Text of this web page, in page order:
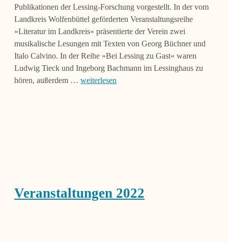
Publikationen der Lessing-Forschung vorgestellt. In der vom
Landkreis Wolfenbüttel geförderten Veranstaltungsreihe
»Literatur im Landkreis« präsentierte der Verein zwei
musikalische Lesungen mit Texten von Georg Büchner und
Italo Calvino. In der Reihe »Bei Lessing zu Gast« waren
Ludwig Tieck und Ingeborg Bachmann im Lessinghaus zu
hören, außerdem … weiterlesen
Veranstaltungen 2022